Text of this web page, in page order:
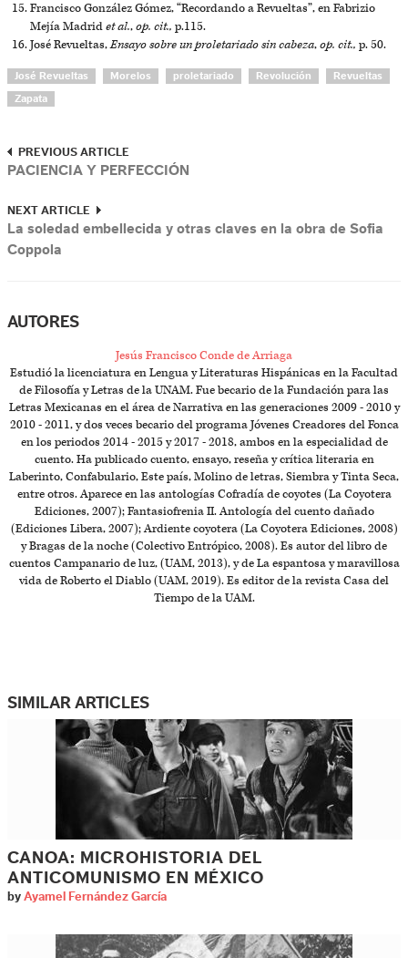
Francisco González Gómez, “Recordando a Revueltas”, en Fabrizio
Mejía Madridet al.,op. cit., p.115.
José Revueltas,Ensayo sobre un proletariado sin cabeza,op. cit., p. 50.
José Revueltas Morelos proletariado Revolución Revueltas
Zapata
PREVIOUS ARTICLE
PACIENCIA Y PERFECCIÓN
NEXT ARTICLE
La soledad embellecida y otras claves en la obra de Sofia
Coppola
AUTORES
Jesús Francisco Conde de Arriaga
Estudió la licenciatura en Lengua y Literaturas Hispánicas en la Facultad
de Filosofía y Letras de la UNAM. Fue becario de la Fundación para las
Letras Mexicanas en el área de Narrativa en las generaciones 2009 - 2010 y
2010 - 2011, y dos veces becario del programa Jóvenes Creadores del Fonca
en los periodos 2014 - 2015 y 2017 - 2018, ambos en la especialidad de
cuento. Ha publicado cuento, ensayo, reseña y crítica literaria en
Laberinto, Confabulario, Este país, Molino de letras, Siembra y Tinta Seca,
entre otros. Aparece en las antologías Cofradía de coyotes (La Coyotera
Ediciones, 2007); Fantasiofrenia II. Antología del cuento dañado
(Ediciones Libera, 2007); Ardiente coyotera (La Coyotera Ediciones, 2008)
y Bragas de la noche (Colectivo Entrópico, 2008). Es autor del libro de
cuentos Campanario de luz, (UAM, 2013), y de La espantosa y maravillosa
vida de Roberto el Diablo (UAM, 2019). Es editor de la revista Casa del
Tiempo de la UAM.
SIMILAR ARTICLES
CANOA: MICROHISTORIA DEL
ANTICOMUNISMO EN MÉXICO
by Ayamel Fernández García